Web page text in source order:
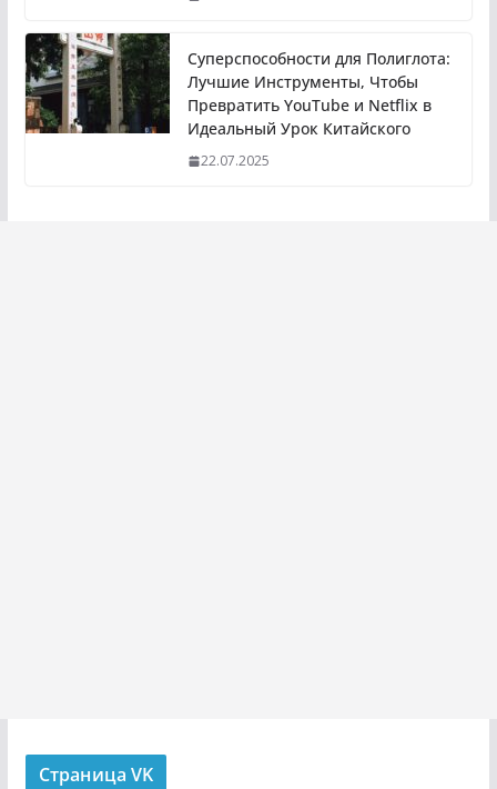
Суперспособности для Полиглота:
Лучшие Инструменты, Чтобы
Превратить YouTube и Netflix в
Идеальный Урок Китайского
22.07.2025
Страница VK